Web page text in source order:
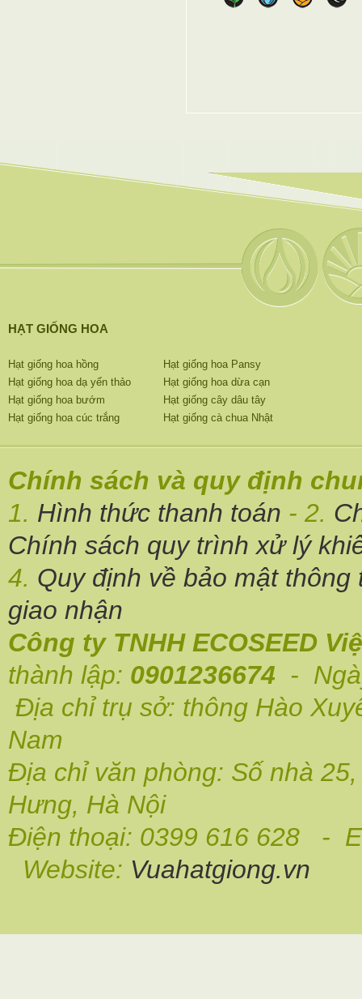
HẠT GIỐNG HOA
Hạt giống hoa hồng
Hạt giống hoa dạ yến thảo
Hạt giống hoa bướm
Hạt giống hoa cúc trắng
Hạt giống hoa Pansy
Hạt giống hoa dừa cạn
Hạt giống cây dâu tây
Hạt giống cà chua Nhật
Chính sách và quy định
1. Hình thức thanh toán - 2.
Chính sách quy trình xử lý
4. Quy định về bảo mật thông
giao nhận
Công ty TNHH ECOSEED
thành lập: 0901236674 -
Địa chỉ trụ sở: thông Hào
Nam
Địa chỉ văn phòng: Số nhà
Hưng, Hà Nội
Điện thoại: 0399 616 628 -
Website: Vuahatgiong.vn